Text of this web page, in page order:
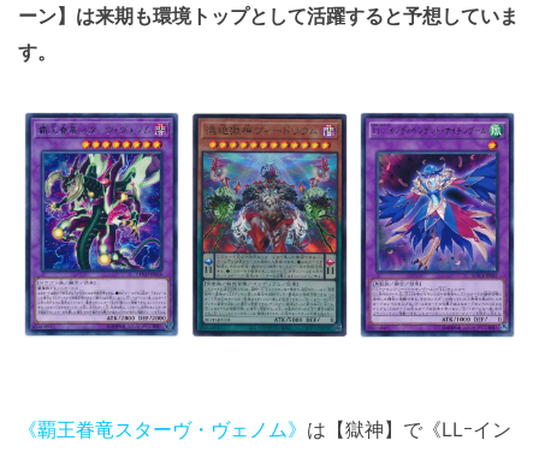
ーン】は来期も環境トップとして活躍すると予想していま
す。
《覇王眷竜スターヴ・ヴェノム》 は【獄神】で《LLｰイン